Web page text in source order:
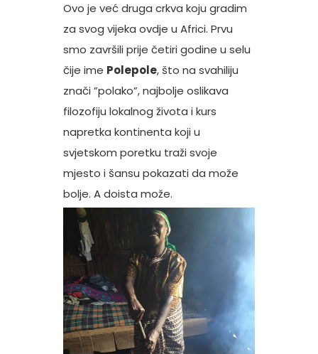
Ovo je već druga crkva koju gradim
za svog vijeka ovdje u Africi. Prvu
smo završili prije četiri godine u selu
čije ime Polepole, što na svahiliju
znači ”polako”, najbolje oslikava
filozofiju lokalnog života i kurs
napretka kontinenta koji u
svjetskom poretku traži svoje
mjesto i šansu pokazati da može
bolje. A doista može.